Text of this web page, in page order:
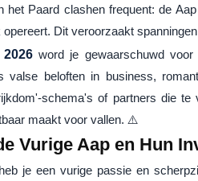
het Paard clashen frequent: de
Dit veroorzaakt
word je gewaarschuwd voor
valse beloften in business,
schema's of partners die
maakt voor vallen. ⚠️
Vurige Aap en Hun
je een vurige passie en